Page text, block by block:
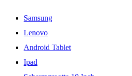
Samsung
Lenovo
Android Tablet
Ipad